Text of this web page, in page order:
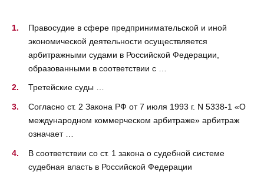
Правосудие в сфере предпринимательской и иной
экономической деятельности осуществляется
арбитражными судами в Российской Федерации,
образованными в соответствии с …
Третейские суды …
Согласно ст. 2 Закона РФ от 7 июля 1993 г. N 5338-1 «О
международном коммерческом арбитраже» арбитраж
означает …
В соответствии со ст. 1 закона о судебной системе
судебная власть в Российской Федерации